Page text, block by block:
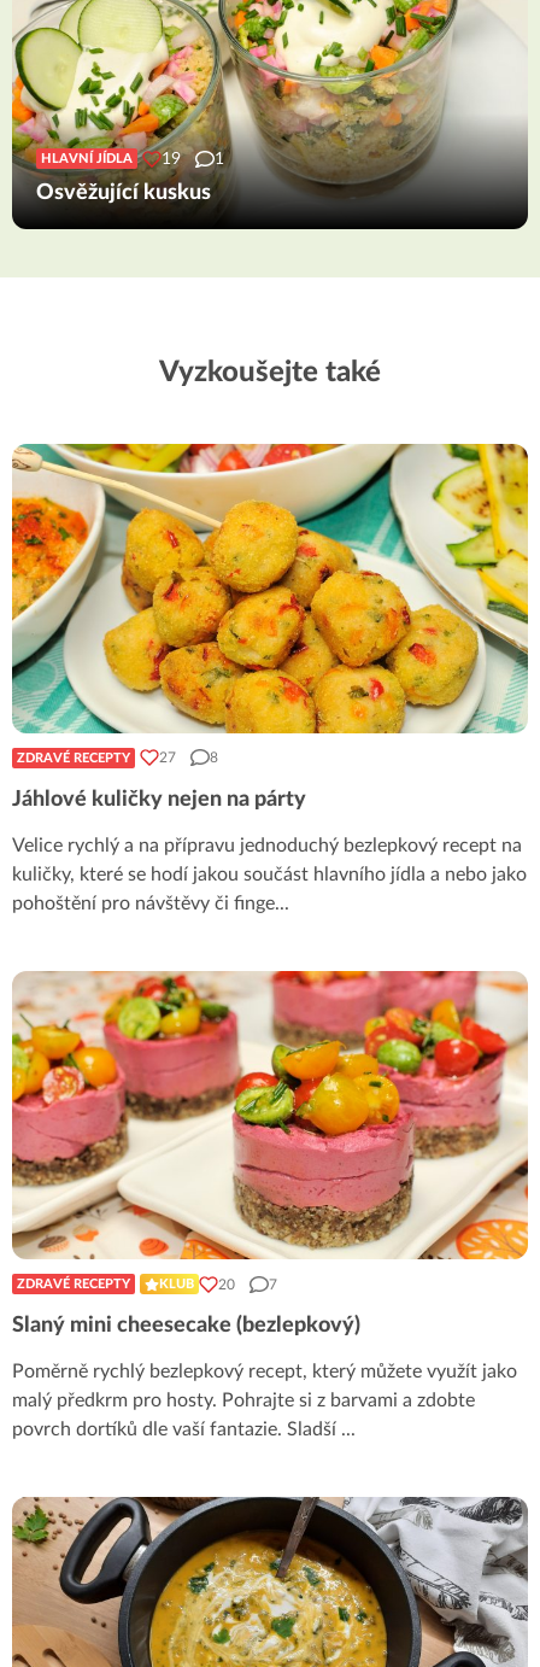
HLAVNÍ JÍDLA 19 1
Osvěžující kuskus
Vyzkoušejte také
ZDRAVÉ RECEPTY 27 8
Jáhlové kuličky nejen na párty
Velice rychlý a na přípravu jednoduchý bezlepkový recept na
kuličky, které se hodí jakou součást hlavního jídla a nebo jako
pohoštění pro návštěvy či finge...
ZDRAVÉ RECEPTY KLUB 20 7
Slaný mini cheesecake (bezlepkový)
Poměrně rychlý bezlepkový recept, který můžete využít jako
malý předkrm pro hosty. Pohrajte si z barvami a zdobte
povrch dortíků dle vaší fantazie. Sladší ...